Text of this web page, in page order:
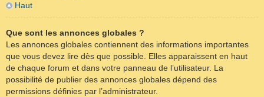
Haut
Que sont les annonces globales ?
Les annonces globales contiennent des informations importantes
que vous devez lire dès que possible. Elles apparaissent en haut
de chaque forum et dans votre panneau de l’utilisateur. La
possibilité de publier des annonces globales dépend des
permissions définies par l’administrateur.